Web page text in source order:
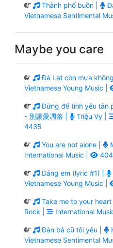
Thành phố buồn |
Vietnamese Sentimental
Maybe you care
Đà Lạt còn mưa
Vietnamese Young Music |
Đừng để tình yêu tàn
- 別讓愛凋落 |
Triệu Vy |
4435
You are not alone |
International Music |
Dáng em (lyric #1) |
Vietnamese Young Music |
Take me to your heart
Rock |
International
Đàn bà cũ tôi yêu |
Vietnamese Sentimental